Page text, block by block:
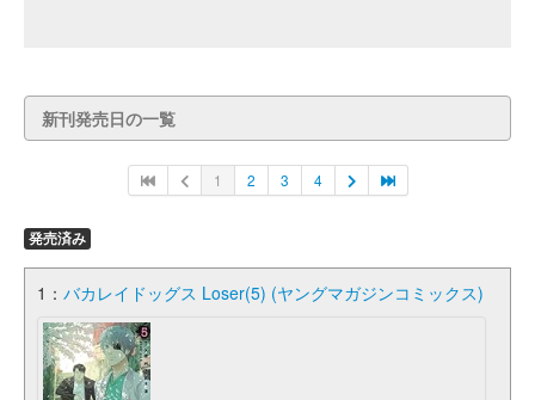
新刊発売日の一覧
1 2 3 4
発売済み
1： バカレイドッグス Loser(5) (ヤングマガジンコミックス)